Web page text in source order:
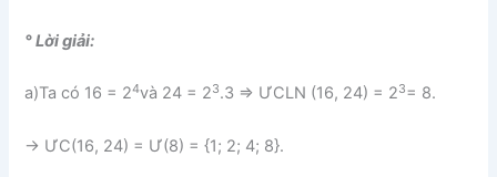
° Lời giải:
a)Ta có 16 = 24và 24 = 23.3 ⇒ ƯCLN (16, 24) = 23= 8.
→ ƯC(16, 24) = Ư(8) = {1; 2; 4; 8}.